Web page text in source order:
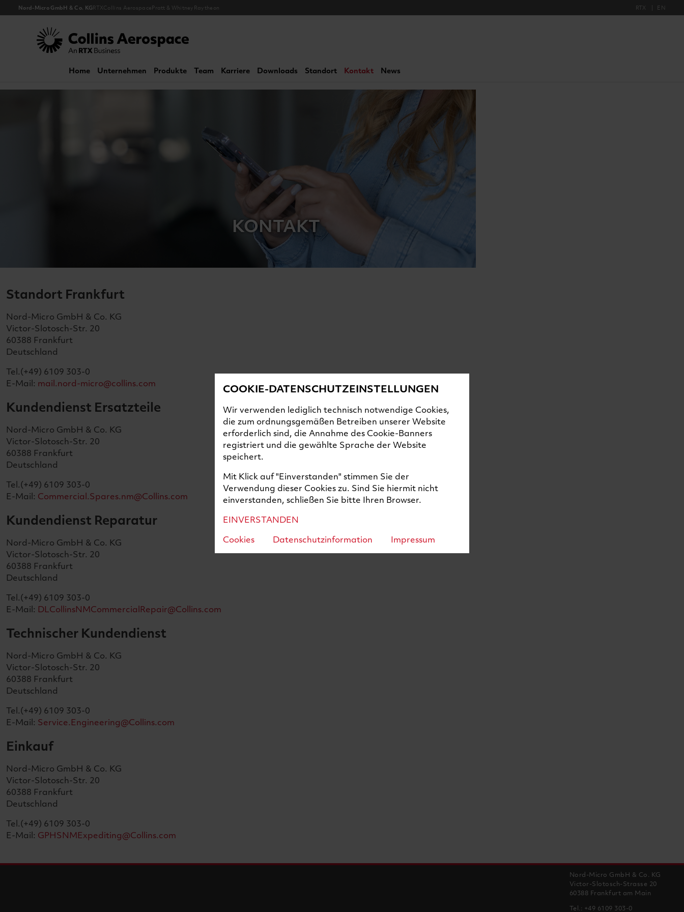
Collins Aerospace
Home Unternehmen Produkte Team Karriere Downloads Standort Kontakt News
Nord-Micro GmbH & Co. KGRTXCollins AerospacePratt & Whitney Raytheon RTX EN
KONTAKT
Standort Frankfurt
Nord-Micro GmbH & Co. KG
Victor-Slotosch-Str. 20
60388 Frankfurt
Deutschland
Tel.(+49) 6109 303-0
E-Mail: mail.nord-micro@collins.com
Kundendienst Ersatzteile
Nord-Micro GmbH & Co. KG
Victor-Slotosch-Str. 20
60388 Frankfurt
Deutschland
Tel.(+49) 6109 303-0
E-Mail: Commercial.Spares.nm@Collins.com
Kundendienst Reparatur
Nord-Micro GmbH & Co. KG
Victor-Slotosch-Str. 20
60388 Frankfurt
Deutschland
Tel.(+49) 6109 303-0
E-Mail: DLCollinsNMCommercialRepair@Collins.com
Technischer Kundendienst
Nord-Micro GmbH & Co. KG
Victor-Slotosch-Str. 20
60388 Frankfurt
Deutschland
Tel.(+49) 6109 303-0
E-Mail: Service.Engineering@Collins.com
Einkauf
Nord-Micro GmbH & Co. KG
Victor-Slotosch-Str. 20
60388 Frankfurt
Deutschland
Tel.(+49) 6109 303-0
E-Mail: GPHSNMExpediting@Collins.com
Nord-Micro GmbH & Co. KG
Victor-Slotosch-Strasse 20
60388 Frankfurt am Main
Tel.: +49 6109 303-0
COOKIE-DATENSCHUTZEINSTELLUNGEN
Wir verwenden lediglich technisch notwendige Cookies,
die zum ordnungsgemäßen Betreiben unserer Website
erforderlich sind, die Annahme des Cookie-Banners
registriert und die gewählte Sprache der Website
speichert.
Mit Klick auf "Einverstanden" stimmen Sie der
Verwendung dieser Cookies zu. Sind Sie hiermit nicht
einverstanden, schließen Sie bitte Ihren Browser.
EINVERSTANDEN
Cookies
Datenschutzinformation Impressum